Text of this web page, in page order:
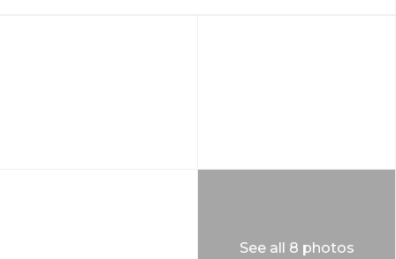
See all 8 photos